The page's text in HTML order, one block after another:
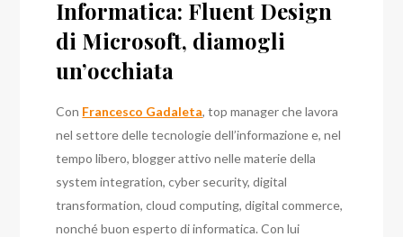
Informatica: Fluent Design
di Microsoft, diamogli
un’occhiata
Con Francesco Gadaleta, top manager che lavora
nel settore delle tecnologie dell’informazione e, nel
tempo libero, blogger attivo nelle materie della
system integration, cyber security, digital
transformation, cloud computing, digital commerce,
nonché buon esperto di informatica. Con lui